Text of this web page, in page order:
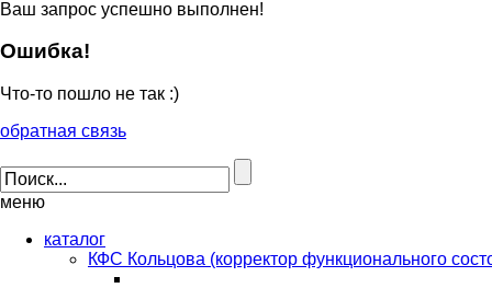
Ваш запрос успешно выполнен!
Ошибка!
Что-то пошло не так :)
обратная связь
меню
каталог
КФС Кольцова (корректор функционального